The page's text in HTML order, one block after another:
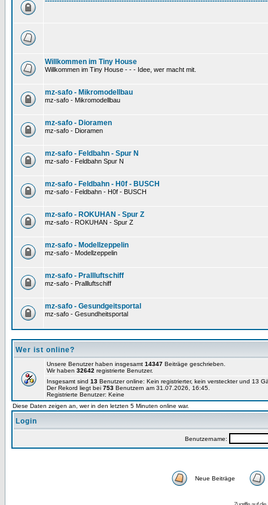
Willkommen im Tiny House
Willkommen im Tiny House - - - Idee, wer macht mit.
mz-safo - Mikromodellbau
mz-safo - Mikromodellbau
mz-safo - Dioramen
mz-safo - Dioramen
mz-safo - Feldbahn - Spur N
mz-safo - Feldbahn Spur N
mz-safo - Feldbahn - H0f - BUSCH
mz-safo - Feldbahn - H0f - BUSCH
mz-safo - ROKUHAN - Spur Z
mz-safo - ROKUHAN - Spur Z
mz-safo - Modellzeppelin
mz-safo - Modellzeppelin
mz-safo - Prallluftschiff
mz-safo - Prallluftschiff
mz-safo - Gesundgeitsportal
mz-safo - Gesundheitsportal
Wer ist online?
Unsere Benutzer haben insgesamt 14347 Beiträge geschrieben.
Wir haben 32642 registrierte Benutzer.
Insgesamt sind 13 Benutzer online: Kein registrierter, kein versteckter und 13
Der Rekord liegt bei 753 Benutzern am 31.07.2026, 16:45.
Registrierte Benutzer: Keine
Diese Daten zeigen an, wer in den letzten 5 Minuten online war.
Login
Benutzername:
Neue Beiträge